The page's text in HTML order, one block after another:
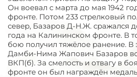
Он воевал с марта до мая 1942
фронте. Потом 233 стрелковый
север, Базаров Д-Н.Ж. сражался
года на Калининском фронте. В
бою получил тяжёлое ранение. В
Дамби-Нима Жапович Базаров
ВКП(б). За смелость и отвагу в
фронте он был награждён